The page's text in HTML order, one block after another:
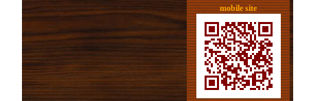
mobile site